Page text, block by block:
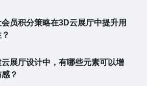
员积分策略在3D云展厅中提升用
展厅设计中，有哪些元素可以增
？